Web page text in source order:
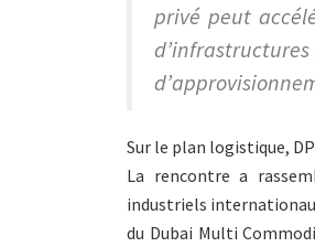
privé peut
Sur le plan logistique,
La rencontre a
industriels
du Dubai Multi